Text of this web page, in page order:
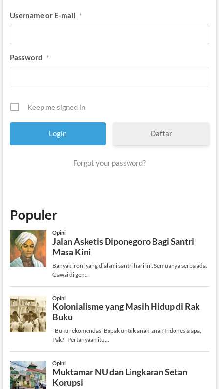
Username or E-mail *
Password *
Keep me signed in
Daftar
Forgot your password?
Populer